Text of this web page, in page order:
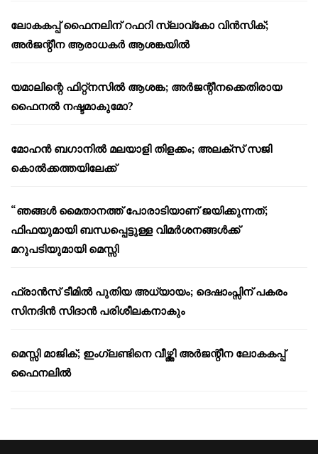
ലോകകപ്പ് ഫൈനലിന് റഫറി സ്ലാവ്‌കോ വിൻസിക്;
അർജന്റീന ആരാധകർ ആശങ്കയിൽ
യമാലിന്റെ ഫിറ്റ്നസിൽ ആശങ്ക; അർജന്റീനക്കെതിരായ
ഫൈനൽ നഷ്ടമാകുമോ?
മോഹൻ ബഗാനിൽ മലയാളി തിളക്കം; അലക്സ് സജി
കൊൽക്കത്തയിലേക്ക്
“ഞങ്ങൾ മൈതാനത്ത് പോരാടിയാണ് ജയിക്കുന്നത്;
ഫിഫയുമായി ബന്ധപ്പെട്ടുള്ള വിമർശനങ്ങൾക്ക്
മറുപടിയുമായി മെസ്സി
ഫ്രാൻസ് ടീമിൽ പുതിയ അധ്യായം; ദെഷാംപ്സിന് പകരം
സിനദിൻ സിദാൻ പരിശീലകനാകും
മെസ്സി മാജിക്; ഇംഗ്ലണ്ടിനെ വീഴ്ത്തി അർജന്റീന ലോകകപ്പ്
ഫൈനലിൽ